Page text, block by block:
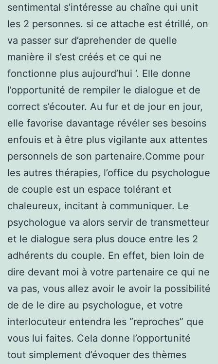
sentimental s’intéresse au chaîne qui unit
les 2 personnes. si ce attache est étrillé, on
va passer sur d’aprehender de quelle
manière il s’est créés et ce qui ne
fonctionne plus aujourd’hui ‘. Elle donne
l’opportunité de rempiler le dialogue et de
correct s’écouter. Au fur et de jour en jour,
elle favorise davantage révéler ses besoins
enfouis et à être plus vigilante aux attentes
personnels de son partenaire.Comme pour
les autres thérapies, l’office du psychologue
de couple est un espace tolérant et
chaleureux, incitant à communiquer. Le
psychologue va alors servir de transmetteur
et le dialogue sera plus douce entre les 2
adhérents du couple. En effet, bien loin de
dire devant moi à votre partenaire ce qui ne
va pas, vous allez avoir le avoir la possibilité
de de le dire au psychologue, et votre
interlocuteur entendra les “reproches” que
vous lui faites. Cela donne l’opportunité
tout simplement d’évoquer des thèmes